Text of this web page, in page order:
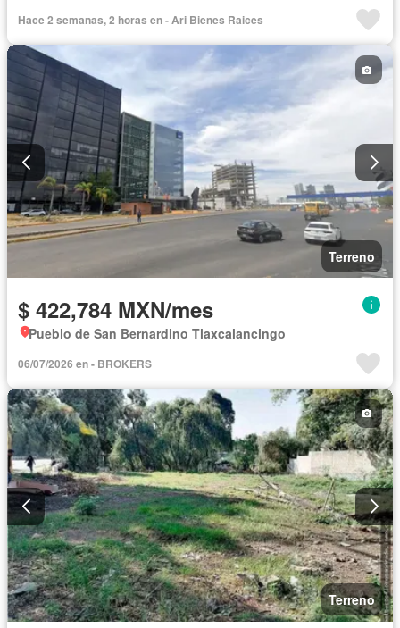
Hace 2 semanas, 2 horas en - Ari Bienes Raices
Terreno
$ 422,784 MXN/mes
Pueblo de San Bernardino Tlaxcalancingo
06/07/2026 en - BROKERS
Terreno